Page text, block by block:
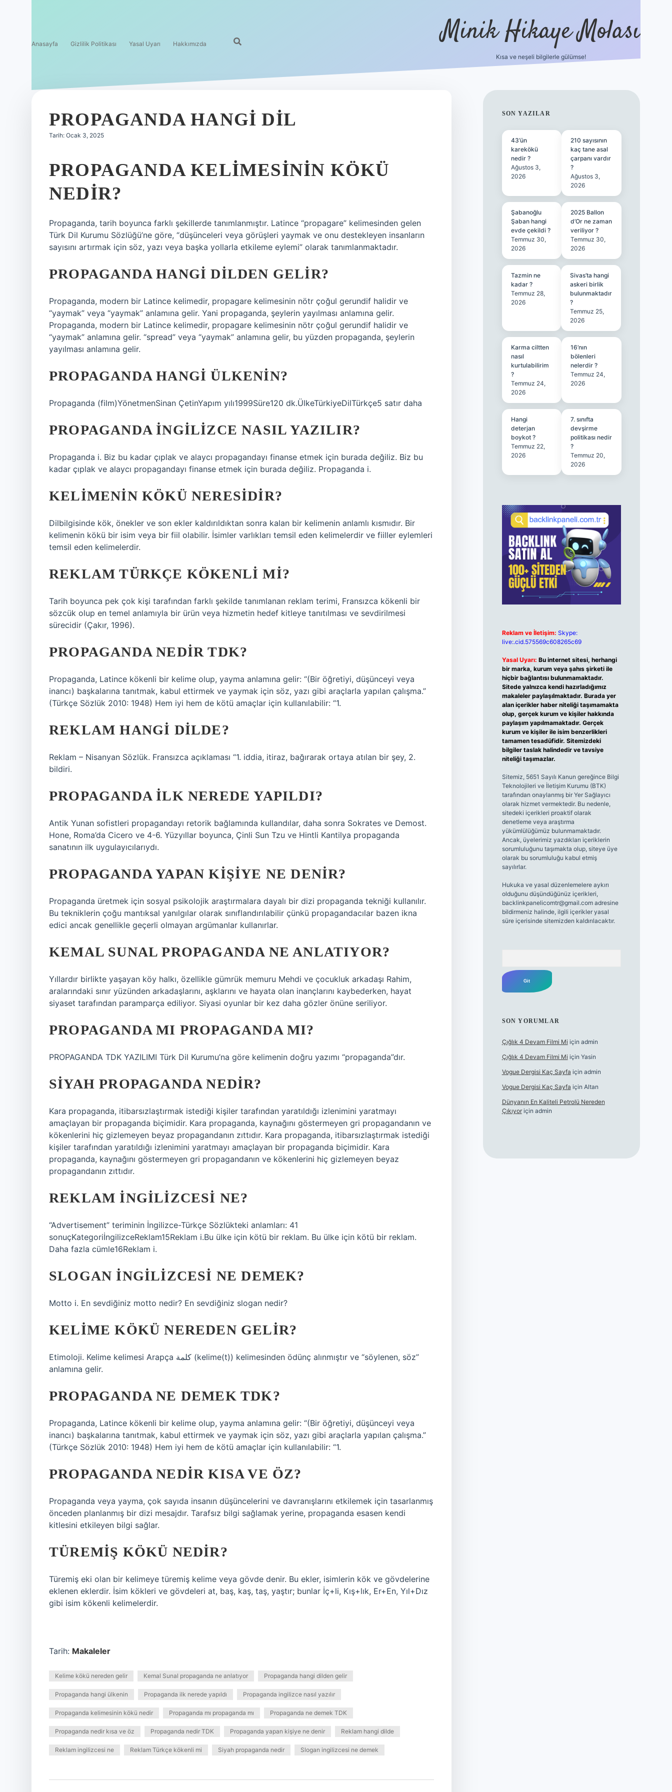
Anasayfa Gizlilik Politikası Yasal Uyarı Hakkımızda Minik Hikaye Molası
Kısa ve neşeli bilgilerle gülümse!
PROPAGANDA HANGI DIL
Tarih: Ocak 3, 2025
PROPAGANDA KELIMESININ KÖKÜ
NEDIR?
Propaganda, tarih boyunca farklı şekillerde tanımlanmıştır. Latince “propagare” kelimesinden gelen
Türk Dil Kurumu Sözlüğü’ne göre, “düşünceleri veya görüşleri yaymak ve onu destekleyen insanların
sayısını artırmak için söz, yazı veya başka yollarla etkileme eylemi” olarak tanımlanmaktadır.
PROPAGANDA HANGI DILDEN GELIR?
Propaganda, modern bir Latince kelimedir, propagare kelimesinin nötr çoğul gerundif halidir ve
“yaymak” veya “yaymak” anlamına gelir. Yani propaganda, şeylerin yayılması anlamına gelir.
Propaganda, modern bir Latince kelimedir, propagare kelimesinin nötr çoğul gerundif halidir ve
“yaymak” anlamına gelir. “spread” veya “yaymak” anlamına gelir, bu yüzden propaganda, şeylerin
yayılması anlamına gelir.
PROPAGANDA HANGI ÜLKENIN?
Propaganda (film)YönetmenSinan ÇetinYapım yılı1999Süre120 dk.ÜlkeTürkiyeDilTürkçe5 satır daha
PROPAGANDA INGILIZCE NASIL YAZILIR?
Propaganda i. Biz bu kadar çıplak ve alaycı propagandayı finanse etmek için burada değiliz. Biz bu
kadar çıplak ve alaycı propagandayı finanse etmek için burada değiliz. Propaganda i.
KELIMENIN KÖKÜ NERESIDIR?
Dilbilgisinde kök, önekler ve son ekler kaldırıldıktan sonra kalan bir kelimenin anlamlı kısmıdır. Bir
kelimenin kökü bir isim veya bir fiil olabilir. İsimler varlıkları temsil eden kelimelerdir ve fiiller eylemleri
temsil eden kelimelerdir.
REKLAM TÜRKÇE KÖKENLI MI?
Tarih boyunca pek çok kişi tarafından farklı şekilde tanımlanan reklam terimi, Fransızca kökenli bir
sözcük olup en temel anlamıyla bir ürün veya hizmetin hedef kitleye tanıtılması ve sevdirilmesi
sürecidir (Çakır, 1996).
PROPAGANDA NEDIR TDK?
Propaganda, Latince kökenli bir kelime olup, yayma anlamına gelir: “(Bir öğretiyi, düşünceyi veya
inancı) başkalarına tanıtmak, kabul ettirmek ve yaymak için söz, yazı gibi araçlarla yapılan çalışma.”
(Türkçe Sözlük 2010: 1948) Hem iyi hem de kötü amaçlar için kullanılabilir: “1.
REKLAM HANGI DILDE?
Reklam – Nisanyan Sözlük. Fransızca açıklaması “1. iddia, itiraz, bağırarak ortaya atılan bir şey, 2.
bildiri.
PROPAGANDA ILK NEREDE YAPILDI?
Antik Yunan sofistleri propagandayı retorik bağlamında kullandılar, daha sonra Sokrates ve Demost.
Hone, Roma’da Cicero ve 4-6. Yüzyıllar boyunca, Çinli Sun Tzu ve Hintli Kantilya propaganda
sanatının ilk uygulayıcılarıydı.
PROPAGANDA YAPAN KIŞIYE NE DENIR?
Propaganda üretmek için sosyal psikolojik araştırmalara dayalı bir dizi propaganda tekniği kullanılır.
Bu tekniklerin çoğu mantıksal yanılgılar olarak sınıflandırılabilir çünkü propagandacılar bazen ikna
edici ancak genellikle geçerli olmayan argümanlar kullanırlar.
KEMAL SUNAL PROPAGANDA NE ANLATIYOR?
Yıllardır birlikte yaşayan köy halkı, özellikle gümrük memuru Mehdi ve çocukluk arkadaşı Rahim,
aralarındaki sınır yüzünden arkadaşlarını, aşklarını ve hayata olan inançlarını kaybederken, hayat
siyaset tarafından paramparça ediliyor. Siyasi oyunlar bir kez daha gözler önüne seriliyor.
PROPAGANDA MI PROPAGANDA MI?
PROPAGANDA TDK YAZILIMI Türk Dil Kurumu’na göre kelimenin doğru yazımı “propaganda”dır.
SIYAH PROPAGANDA NEDIR?
Kara propaganda, itibarsızlaştırmak istediği kişiler tarafından yaratıldığı izlenimini yaratmayı
amaçlayan bir propaganda biçimidir. Kara propaganda, kaynağını göstermeyen gri propagandanın ve
kökenlerini hiç gizlemeyen beyaz propagandanın zıttıdır. Kara propaganda, itibarsızlaştırmak istediği
kişiler tarafından yaratıldığı izlenimini yaratmayı amaçlayan bir propaganda biçimidir. Kara
propaganda, kaynağını göstermeyen gri propagandanın ve kökenlerini hiç gizlemeyen beyaz
propagandanın zıttıdır.
REKLAM INGILIZCESI NE?
“Advertisement” teriminin İngilizce-Türkçe Sözlükteki anlamları: 41
sonuçKategoriİngilizceReklam15Reklam i.Bu ülke için kötü bir reklam. Bu ülke için kötü bir reklam.
Daha fazla cümle16Reklam i.
SLOGAN INGILIZCESI NE DEMEK?
Motto i. En sevdiğiniz motto nedir? En sevdiğiniz slogan nedir?
KELIME KÖKÜ NEREDEN GELIR?
Etimoloji. Kelime kelimesi Arapça كلمة (kelime(t)) kelimesinden ödünç alınmıştır ve “söylenen, söz”
anlamına gelir.
PROPAGANDA NE DEMEK TDK?
Propaganda, Latince kökenli bir kelime olup, yayma anlamına gelir: “(Bir öğretiyi, düşünceyi veya
inancı) başkalarına tanıtmak, kabul ettirmek ve yaymak için söz, yazı gibi araçlarla yapılan çalışma.”
(Türkçe Sözlük 2010: 1948) Hem iyi hem de kötü amaçlar için kullanılabilir: “1.
PROPAGANDA NEDIR KISA VE ÖZ?
Propaganda veya yayma, çok sayıda insanın düşüncelerini ve davranışlarını etkilemek için tasarlanmış
önceden planlanmış bir dizi mesajdır. Tarafsız bilgi sağlamak yerine, propaganda esasen kendi
kitlesini etkileyen bilgi sağlar.
TÜREMIŞ KÖKÜ NEDIR?
Türemiş eki olan bir kelimeye türemiş kelime veya gövde denir. Bu ekler, isimlerin kök ve gövdelerine
eklenen eklerdir. İsim kökleri ve gövdeleri at, baş, kaş, taş, yaştır; bunlar İç+li, Kış+lık, Er+En, Yıl+Dız
gibi isim kökenli kelimelerdir.
Tarih: Makaleler
Kelime kökü nereden gelir Kemal Sunal propaganda ne anlatıyor Propaganda hangi dilden gelir
Propaganda hangi ülkenin Propaganda ilk nerede yapıldı Propaganda ingilizce nasıl yazılır
Propaganda kelimesinin kökü nedir Propaganda mı propaganda mı Propaganda ne demek TDK
Propaganda nedir kısa ve öz Propaganda nedir TDK Propaganda yapan kişiye ne denir Reklam hangi dilde
Reklam ingilizcesi ne Reklam Türkçe kökenli mi Siyah propaganda nedir Slogan ingilizcesi ne demek
SIDEBAR
SON YAZILAR
43’ün
karekökü
nedir ?
Ağustos 3,
2026
210 sayısının
kaç tane asal
çarpanı vardır
?
Ağustos 3,
2026
Şabanoğlu
Şaban hangi
evde çekildi ?
Temmuz 30,
2026
2025 Ballon
d’Or ne zaman
veriliyor ?
Temmuz 30,
2026
Tazmin ne
kadar ?
Temmuz 28,
2026
Sivas’ta hangi
askeri birlik
bulunmaktadır
?
Temmuz 25,
2026
Karma ciltten
nasıl
kurtulabilirim
?
Temmuz 24,
2026
16’nın
bölenleri
nelerdir ?
Temmuz 24,
2026
Hangi
deterjan
boykot ?
Temmuz 22,
2026
7. sınıfta
devşirme
politikası nedir
?
Temmuz 20,
2026
Reklam ve İletişim: Skype:
live:.cid.575569c608265c69
Yasal Uyarı: Bu internet sitesi, herhangi
bir marka, kurum veya şahıs şirketi ile
hiçbir bağlantısı bulunmamaktadır.
Sitede yalnızca kendi hazırladığımız
makaleler paylaşılmaktadır. Burada yer
alan içerikler haber niteliği taşımamakta
olup, gerçek kurum ve kişiler hakkında
paylaşım yapılmamaktadır. Gerçek
kurum ve kişiler ile isim benzerlikleri
tamamen tesadüfidir. Sitemizdeki
bilgiler taslak halindedir ve tavsiye
niteliği taşımazlar.
Sitemiz, 5651 Sayılı Kanun gereğince Bilgi
Teknolojileri ve İletişim Kurumu (BTK)
tarafından onaylanmış bir Yer Sağlayıcı
olarak hizmet vermektedir. Bu nedenle,
sitedeki içerikleri proaktif olarak
denetleme veya araştırma
yükümlülüğümüz bulunmamaktadır.
Ancak, üyelerimiz yazdıkları içeriklerin
sorumluluğunu taşımakta olup, siteye üye
olarak bu sorumluluğu kabul etmiş
sayılırlar.
Hukuka ve yasal düzenlemelere aykırı
olduğunu düşündüğünüz içerikleri,
backlinkpanelicomtr@gmail.comadresine
bildirmeniz halinde, ilgili içerikler yasal
süre içerisinde sitemizden kaldırılacaktır.
SON YORUMLAR
Çığlık 4 Devam Filmi Mi için admin
Çığlık 4 Devam Filmi Mi için Yasin
Vogue Dergisi Kaç Sayfa için admin
Vogue Dergisi Kaç Sayfa için Altan
Dünyanın En Kaliteli Petrolü Nereden
Çıkıyoriçin admin
elexbett.net